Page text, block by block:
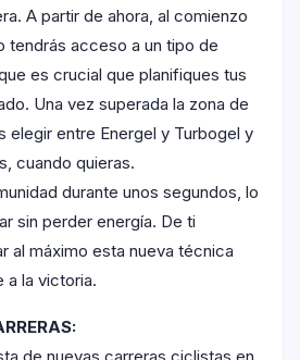
A partir de ahora, al comienzo
tendrás acceso a un tipo de
es crucial que planifiques tus
Una vez superada la zona de
elegir entre Energel y Turbogel y
cuando quieras.
durante unos segundos, lo
sin perder energía. De ti
al máximo esta nueva técnica
a la victoria.